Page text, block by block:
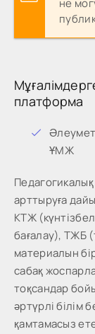
не
платформа
ҰМЖ
арттыруға
КТЖ
бағалау), ТЖБ
материалын
сабақ
тоқсандар
әртүрлі білім
қамтамасыз